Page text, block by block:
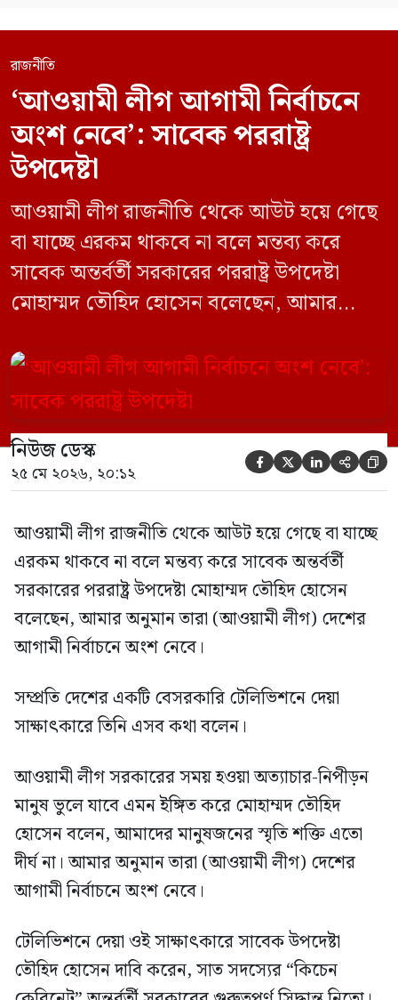
রাজনীতি
‘আওয়ামী লীগ আগামী নির্বাচনে
অংশ নেবে’: সাবেক পররাষ্ট্র
উপদেষ্টা
আওয়ামী লীগ রাজনীতি থেকে আউট হয়ে গেছে
বা যাচ্ছে এরকম থাকবে না বলে মন্তব্য করে
সাবেক অন্তর্বর্তী সরকারের পররাষ্ট্র উপদেষ্টা
মোহাম্মদ তৌহিদ হোসেন বলেছেন, আমার
নির্বাচনে অংশ নেবে। সম্প্রতি দেশের একটি
বেসরকারি টেলিভিশনে দেয়া সাক্ষাৎকারে তিনি
এসব কথা বলেন। আওয়ামী লীগ সরকারের সময়
হওয়া অত্যাচার-নিপীড়ন মানুষ ভুলে যাবে এমন
[…]
নিউজ ডেস্ক
২৫ মে ২০২৬, ২০:১২     
আওয়ামী লীগ রাজনীতি থেকে আউট হয়ে গেছে বা যাচ্ছে
এরকম থাকবে না বলে মন্তব্য করে সাবেক অন্তর্বর্তী
সরকারের পররাষ্ট্র উপদেষ্টা মোহাম্মদ তৌহিদ হোসেন
বলেছেন, আমার অনুমান তারা (আওয়ামী লীগ) দেশের
আগামী নির্বাচনে অংশ নেবে।
সম্প্রতি দেশের একটি বেসরকারি টেলিভিশনে দেয়া
সাক্ষাৎকারে তিনি এসব কথা বলেন।
আওয়ামী লীগ সরকারের সময় হওয়া অত্যাচার-নিপীড়ন
মানুষ ভুলে যাবে এমন ইঙ্গিত করে মোহাম্মদ তৌহিদ
হোসেন বলেন, আমাদের মানুষজনের স্মৃতি শক্তি এতো
দীর্ঘ না। আমার অনুমান তারা (আওয়ামী লীগ) দেশের
আগামী নির্বাচনে অংশ নেবে।
টেলিভিশনে দেয়া ওই সাক্ষাৎকারে সাবেক উপদেষ্টা
তৌহিদ হোসেন দাবি করেন, সাত সদস্যের “কিচেন